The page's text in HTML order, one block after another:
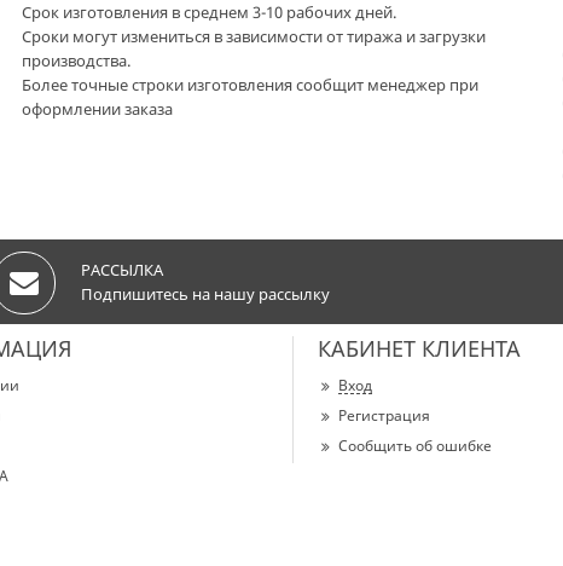
Срок изготовления в среднем 3-10 рабочих дней.
Сроки могут измениться в зависимости от тиража и загрузки
производства.
Более точные строки изготовления сообщит менеджер при
оформлении заказа
РАССЫЛКА
Подпишитесь на нашу рассылку
КАБИНЕТ КЛИЕНТА
Вход
Регистрация
Сообщить об ошибке